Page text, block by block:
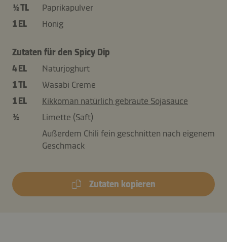
½ TL
Paprikapulver
1 EL
Honig
Zutaten für den Spicy Dip
4 EL
Naturjoghurt
1 TL
Wasabi Creme
1 EL
Kikkoman natürlich gebraute Sojasauce
½
Limette (Saft)
Außerdem Chili fein geschnitten nach eigenem
Geschmack
Zutaten kopieren